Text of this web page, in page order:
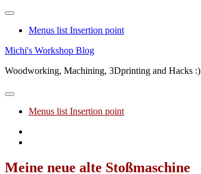
Menus list Insertion point
Skip
content
Michi's Workshop Blog
Woodworking, Machining, 3Dprinting and Hacks :)
Menus list Insertion point
Meine neue alte Stoßmaschine